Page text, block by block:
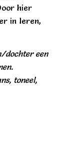
hier
in leren,
dochter een
toneel,